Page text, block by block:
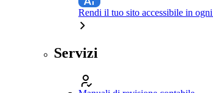
Rendi il tuo sito accessibile in
Servizi